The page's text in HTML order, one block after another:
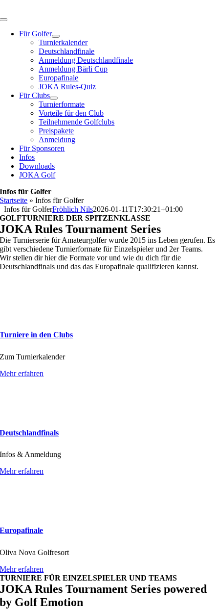
Inhalt
Toggle
NavigationFür Golfer
Turnierkalender
Deutschlandfinale
Anmeldung Deutschlandfinale
Anmeldung Bärli Cup
Europafinale
JOKA Rules-Quiz
Für Clubs
Turnierformate
Vorteile für den Club
Teilnehmende Golfclubs
Preispakete
Anmeldung
Für Sponsoren
Infos
Downloads
JOKA Golf
Infos für Golfer
Startseite »Infos für Golfer
Infos für GolferFröhlich Nils2026-01-11T17:30:21+01:00
GOLFTURNIERE DER SPITZENKLASSE
JOKA Rules Tournament Series
Die Turnierserie fürAmateurgolferwurde 2015 ins Leben gerufen. Es
gibt verschiedene Turnierformate für Einzelspieler und 2er Teams.
Wir stellen dir hier die Formate vor und wie du dich für die
Deutschlandfinals und das das Europafinalequalifizieren kannst.
Turniere in den Clubs
Zum Turnierkalender
Mehr erfahren
Deutschlandfinals
Infos & Anmeldung
Mehr erfahren
Europafinale
Oliva Nova Golfresort
Mehr erfahren
TURNIERE FÜR EINZELSPIELER UND TEAMS
JOKA Rules Tournament Series powered
by Golf Emotion